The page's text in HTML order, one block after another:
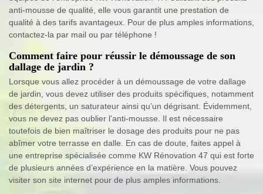
anti-mousse de qualité, elle vous garantit une prestation de
qualité à des tarifs avantageux. Pour de plus amples informations,
contactez-la par mail ou par téléphone !
Comment faire pour réussir le démoussage de son
dallage de jardin ?
Lorsque vous allez procéder à un démoussage de votre dallage
de jardin, vous devez utiliser des produits spécifiques, notamment
des détergents, un saturateur ainsi qu’un dégrisant. Évidemment,
vous ne devez pas oublier l’anti-mousse. Il est nécessaire
toutefois de bien maîtriser le dosage des produits pour ne pas
abîmer votre terrasse en dalle. En cas de doute, faites appel à
une entreprise spécialisée comme KW Rénovation 47 qui est forte
de plusieurs années d’expérience en la matière. Vous pouvez
visiter son site internet pour de plus amples informations.